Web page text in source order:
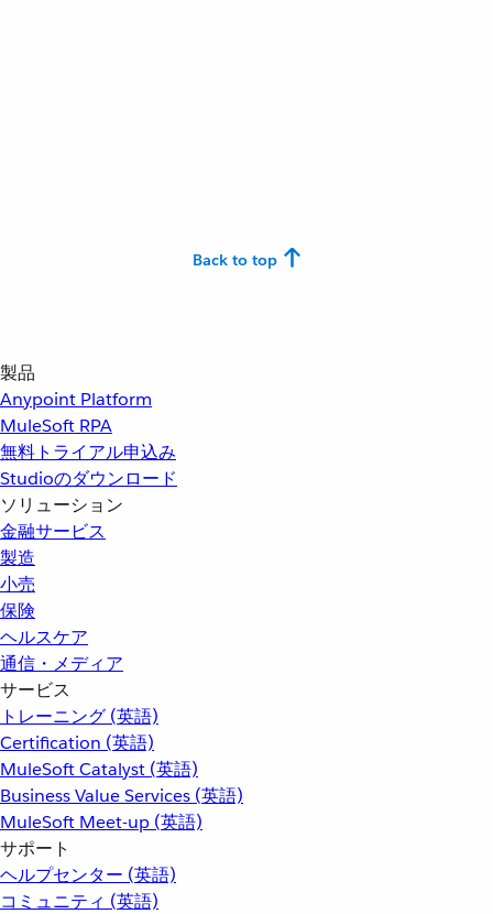
Back to top
製品
Anypoint Platform
MuleSoft RPA
無料トライアル申込み
Studioのダウンロード
ソリューション
金融サービス
製造
小売
保険
ヘルスケア
通信・メディア
サービス
トレーニング (英語)
Certification (英語)
MuleSoft Catalyst (英語)
Business Value Services (英語)
MuleSoft Meet-up (英語)
サポート
ヘルプセンター (英語)
コミュニティ (英語)